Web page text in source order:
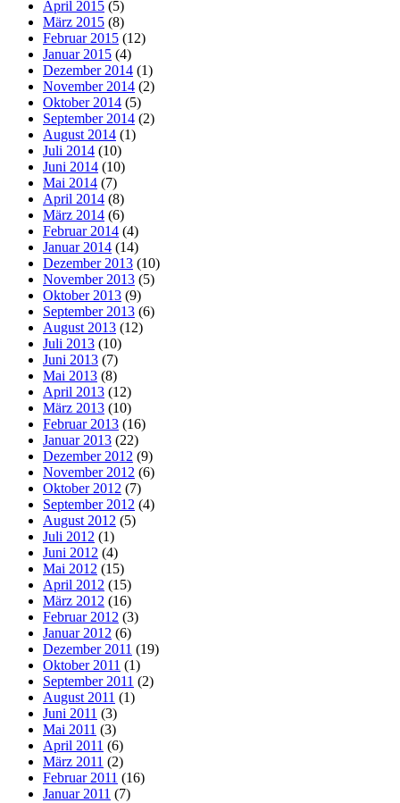
April 2015 (5)
März 2015 (8)
Februar 2015 (12)
Januar 2015 (4)
Dezember 2014 (1)
November 2014 (2)
Oktober 2014 (5)
September 2014 (2)
August 2014 (1)
Juli 2014 (10)
Juni 2014 (10)
Mai 2014 (7)
April 2014 (8)
März 2014 (6)
Februar 2014 (4)
Januar 2014 (14)
Dezember 2013 (10)
November 2013 (5)
Oktober 2013 (9)
September 2013 (6)
August 2013 (12)
Juli 2013 (10)
Juni 2013 (7)
Mai 2013 (8)
April 2013 (12)
März 2013 (10)
Februar 2013 (16)
Januar 2013 (22)
Dezember 2012 (9)
November 2012 (6)
Oktober 2012 (7)
September 2012 (4)
August 2012 (5)
Juli 2012 (1)
Juni 2012 (4)
Mai 2012 (15)
April 2012 (15)
März 2012 (16)
Februar 2012 (3)
Januar 2012 (6)
Dezember 2011 (19)
Oktober 2011 (1)
September 2011 (2)
August 2011 (1)
Juni 2011 (3)
Mai 2011 (3)
April 2011 (6)
März 2011 (2)
Februar 2011 (16)
Januar 2011 (7)